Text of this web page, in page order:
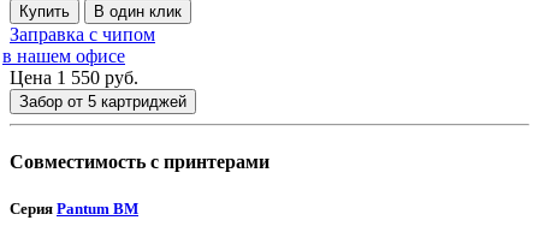
Купить В один клик
Заправка с чипом
в нашем офисе
Цена 1 550 руб.
Забор от 5 картриджей
Совместимость с принтерами
Серия Pantum BM